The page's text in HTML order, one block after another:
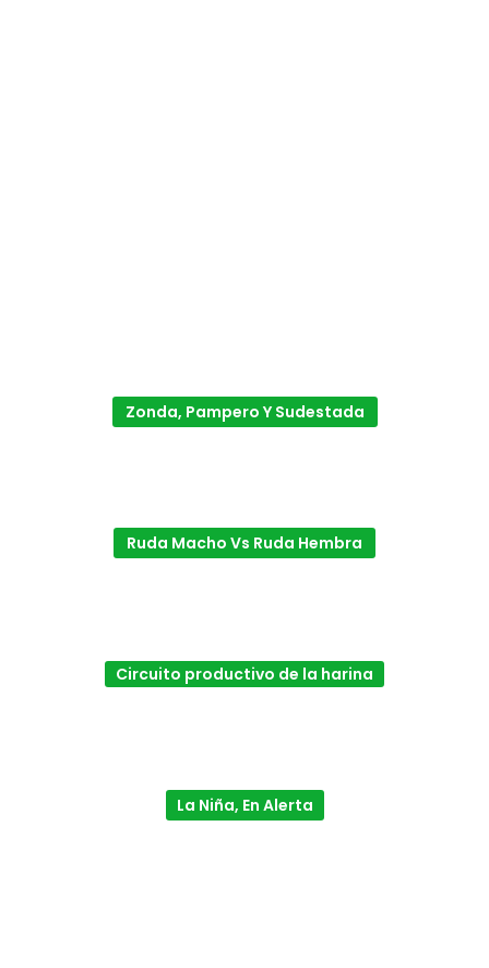
Zonda, Pampero Y Sudestada
Ruda Macho Vs Ruda Hembra
Circuito productivo de la harina
La Niña, En Alerta